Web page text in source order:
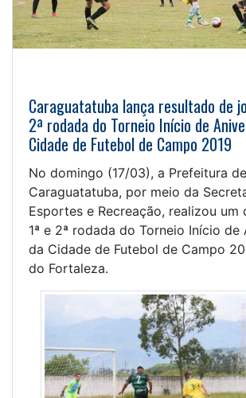
Caraguatatuba lança resultado de
2ª rodada do Torneio Início de
Cidade de Futebol de Campo 2019
No domingo (17/03), a Prefeitura de
Caraguatatuba, por meio da
Esportes e Recreação, realizou um
1ª e 2ª rodada do Torneio Início de
da Cidade de Futebol de Campo
do Fortaleza.